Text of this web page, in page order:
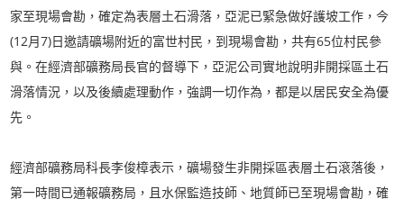
家至現場會勘，確定為表層土石滑落，亞泥已緊急做好護坡工作，今
(12月7)日邀請礦場附近的富世村民，到現場會勘，共有65位村民參
與。在經濟部礦務局長官的督導下，亞泥公司實地說明非開採區土石
滑落情況，以及後續處理動作，強調一切作為，都是以居民安全為優
先。
經濟部礦務局科長李俊樟表示，礦場發生非開採區表層土石滾落後，
第一時間已通報礦務局，且水保監造技師、地質師已至現場會勘，確